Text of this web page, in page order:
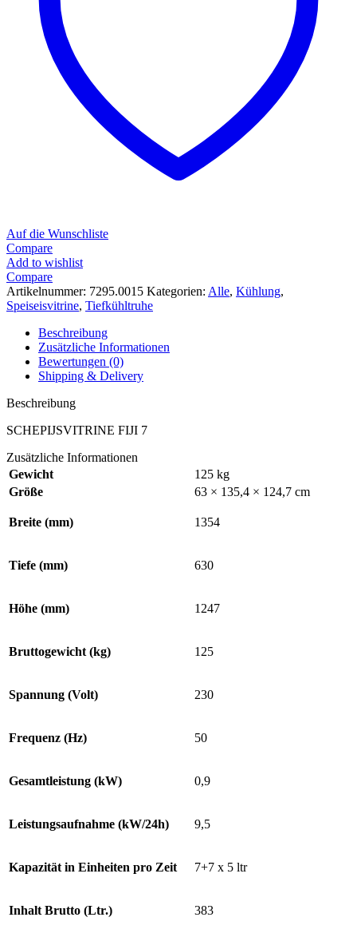
Auf die Wunschliste
Compare
Add to wishlist
Compare
Artikelnummer: 7295.0015 Kategorien: Alle, Kühlung,
Speiseisvitrine, Tiefkühltruhe
Beschreibung
Zusätzliche Informationen
Bewertungen (0)
Shipping & Delivery
Beschreibung
SCHEPIJSVITRINE FIJI 7
Zusätzliche Informationen
Gewicht
125 kg
Größe
63 × 135,4 × 124,7 cm
Breite (mm) 1354
Tiefe (mm) 630
Höhe (mm) 1247
Bruttogewicht (kg) 125
Spannung (Volt) 230
Frequenz (Hz) 50
Gesamtleistung (kW) 0,9
Leistungsaufnahme (kW/24h) 9,5
Kapazität in Einheiten pro Zeit 7+7 x 5 ltr
Inhalt Brutto (Ltr.) 383